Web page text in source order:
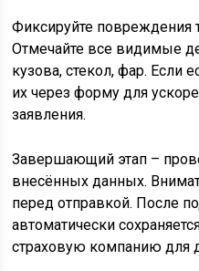
Фиксируйте повреждения
Отмечайте все видимые
кузова, стекол, фар. Если
их через форму для
заявления.
Завершающий этап –
внесённых данных.
перед отправкой. После
автоматически
страховую компанию для